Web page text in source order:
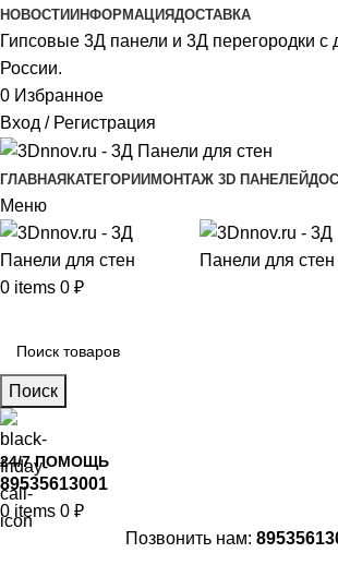
НОВОСТИ ИНФОРМАЦИЯДОСТАВКА
Гипсовые 3Д панели и 3Д перегородки с
России.
0 Избранное
Вход / Регистрация
ГЛАВНАЯ КАТЕГОРИИ МОНТАЖ 3D ПАНЕЛЕЙ
Меню
0 items 0 ₽
Поиск
24/7 ПОМОЩЬ
89535613001
0 items 0 ₽
Позвонить нам: